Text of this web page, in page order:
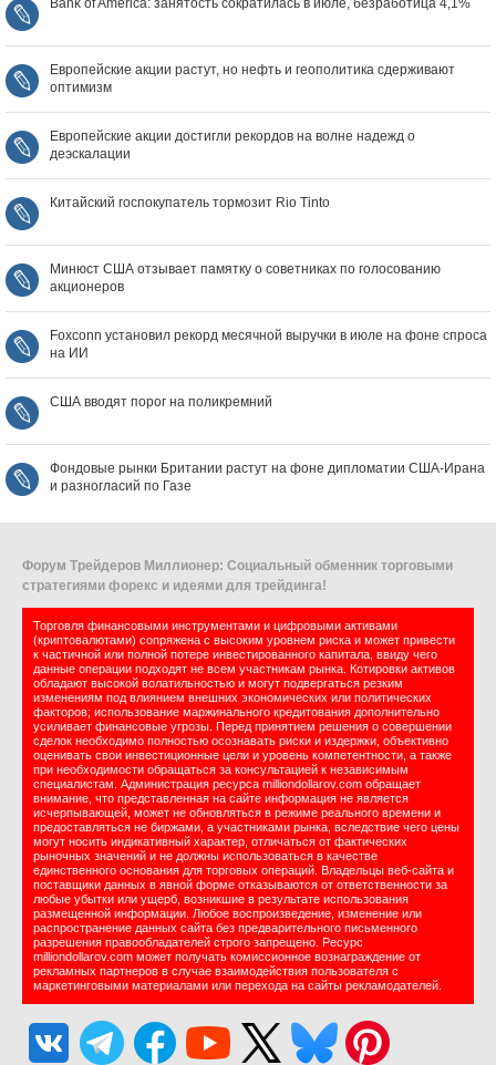
Европейские акции растут, но нефть и геополитика сдерживают
оптимизм
Европейские акции достигли рекордов на волне надежд о
деэскалации
Китайский госпокупатель тормозит Rio Tinto
Минюст США отзывает памятку о советниках по голосованию
акционеров
Foxconn установил рекорд месячной выручки в июле на фоне спроса
на ИИ
США вводят порог на поликремний
Фондовые рынки Британии растут на фоне дипломатии США‑Ирана
и разногласий по Газе
Форум Трейдеров Миллионер: Социальный обменник торговыми
стратегиями форекс и идеями для трейдинга!
Торговля финансовыми инструментами и цифровыми активами
(криптовалютами) сопряжена с высоким уровнем риска и может привести
к частичной или полной потере инвестированного капитала, ввиду чего
данные операции подходят не всем участникам рынка. Котировки активов
обладают высокой волатильностью и могут подвергаться резким
изменениям под влиянием внешних экономических или политических
факторов; использование маржинального кредитования дополнительно
усиливает финансовые угрозы. Перед принятием решения о совершении
сделок необходимо полностью осознавать риски и издержки, объективно
оценивать свои инвестиционные цели и уровень компетентности, а также
при необходимости обращаться за консультацией к независимым
специалистам. Администрация ресурса milliondollarov.com обращает
внимание, что представленная на сайте информация не является
исчерпывающей, может не обновляться в режиме реального времени и
предоставляться не биржами, а участниками рынка, вследствие чего цены
могут носить индикативный характер, отличаться от фактических
рыночных значений и не должны использоваться в качестве
единственного основания для торговых операций. Владельцы веб-сайта и
поставщики данных в явной форме отказываются от ответственности за
любые убытки или ущерб, возникшие в результате использования
размещенной информации. Любое воспроизведение, изменение или
распространение данных сайта без предварительного письменного
разрешения правообладателей строго запрещено. Ресурс
milliondollarov.com может получать комиссионное вознаграждение от
рекламных партнеров в случае взаимодействия пользователя с
маркетинговыми материалами или перехода на сайты рекламодателей.